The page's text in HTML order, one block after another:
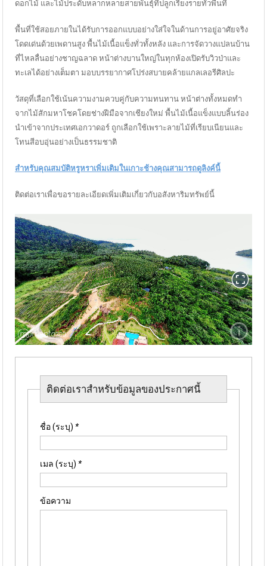
ดอกไม้ และไม้ประดับหลากหลายสายพันธุ์ที่ปลูกเรียงรายทั่วพื้นที่
พื้นที่ใช้สอยภายในได้รับการออกแบบอย่างใส่ใจในด้านการอยู่อาศัยจริง
โดดเด่นด้วยเพดานสูง พื้นไม้เนื้อแข็งทั่วทั้งหลัง และการจัดวางแปลนบ้าน
ที่ไหลลื่นอย่างชาญฉลาด หน้าต่างบานใหญ่ในทุกห้องเปิดรับวิวป่าและ
ทะเลได้อย่างเต็มตา มอบบรรยากาศโปร่งสบายคล้ายแกลเลอรีศิลปะ
วัสดุที่เลือกใช้เน้นความงามควบคู่กับความทนทาน หน้าต่างทั้งหมดทำ
จากไม้สักมหาโชคโดยช่างฝีมือจากเชียงใหม่ พื้นไม้เนื้อแข็งแบบลิ้นร่อง
นำเข้าจากประเทศเอกวาดอร์ ถูกเลือกใช้เพราะลายไม้ที่เรียบเนียนและ
โทนสีอบอุ่นอย่างเป็นธรรมชาติ
สำหรับคุณสมบัติหรูหราเพิ่มเติมในเกาะช้างคุณสามารถดูลิงค์นี้
ติดต่อเราเพื่อขอรายละเอียดเพิ่มเติมเกี่ยวกับอสังหาริมทรัพย์นี้
ติดต่อเราสำหรับข้อมูลของประกาศนี้
ชื่อ (ระบุ) *
เมล (ระบุ) *
ข้อความ